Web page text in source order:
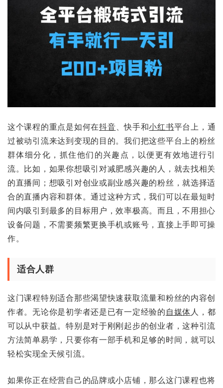
这个课程的重点是如何在抖音 、快手和小红书平台上，通
过被动引流来达到变现的目的。我们把这些平台上的粉丝
群体细分化，抓住他们的兴趣点，以便更有效地进行引
流。比如，如果你想吸引对减肥感兴趣的人，就去找相关
的直播间；想吸引对创业或副业感兴趣的粉丝，就选择适
合的直播内容和群体。通过这种方式，我们可以在最短时
间内吸引到最多的目标用户，效率极高。而且，不用担心
设备问题，不需要频繁更换手机或账号，直接上手即可操
作。
适合人群
这门课程特别适合那些渴望快速获取流量和粉丝的内容创
作者。无论你是初学者还是已有一定经验的 自媒体 人，都
可以从中获益。特别是对于刚刚起步的创业者，这种引流
方法简单易学，只要你有一部手机和足够的时间，就可以
轻松实现全天候引流。
如果你正在经营自己的品牌或小店铺，那么这门课程也将